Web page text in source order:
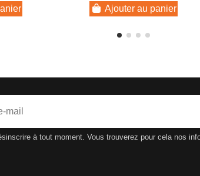
Ajouter au panier
à tout moment. Vous trouverez pour cela nos